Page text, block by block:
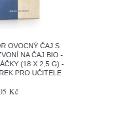
OVOCNÝ ČAJ S
NA ČAJ BIO -
(18 X 2,5 G) -
PRO UČITELE
Kč